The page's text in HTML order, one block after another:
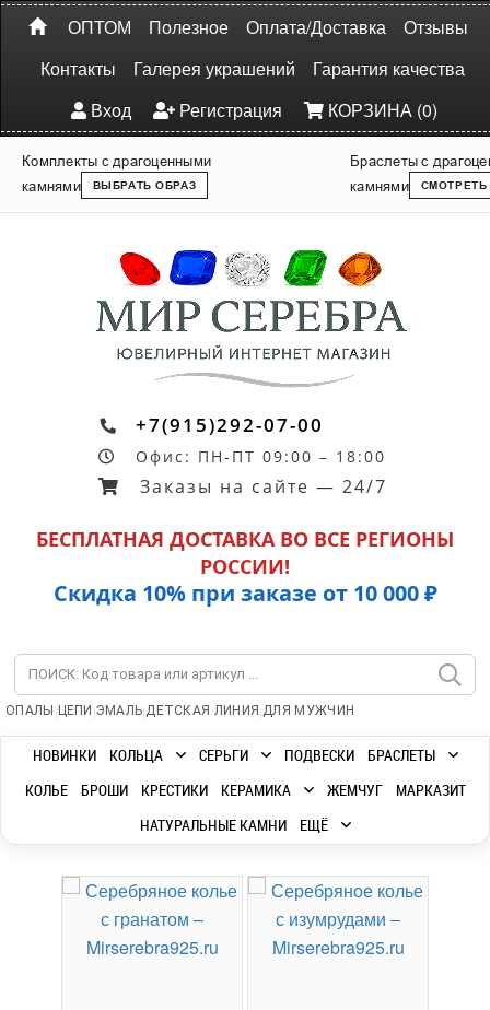
ОПТОМ Полезное Оплата/Доставка
Отзывы
Контакты
Галерея украшений
Гарантия качества
Вход
Регистрация КОРЗИНА (0)
Комплекты с драгоценными
камнями
ВЫБРАТЬ ОБРАЗ
Браслеты с
камнями
СМОТРЕТЬ
+7(915)292-07-00
Офис: ПН-ПТ 09:00 – 18:00
Заказы на сайте — 24/7
БЕСПЛАТНАЯ ДОСТАВКА ВО ВСЕ РЕГИОНЫ
РОССИИ!
Скидка 10% при заказе от 10 000 ₽
ОПАЛЫ | ЦЕПИ |ЭМАЛЬ|ДЕТСКАЯ ЛИНИЯ |ДЛЯ МУЖЧИН
НОВИНКИ КОЛЬЦА СЕРЬГИ ПОДВЕСКИ
БРАСЛЕТЫ
КОЛЬЕ
БРОШИ КРЕСТИКИ КЕРАМИКА ЖЕМЧУГ
МАРКАЗИТ
НАТУРАЛЬНЫЕ КАМНИ
ЕЩЁ